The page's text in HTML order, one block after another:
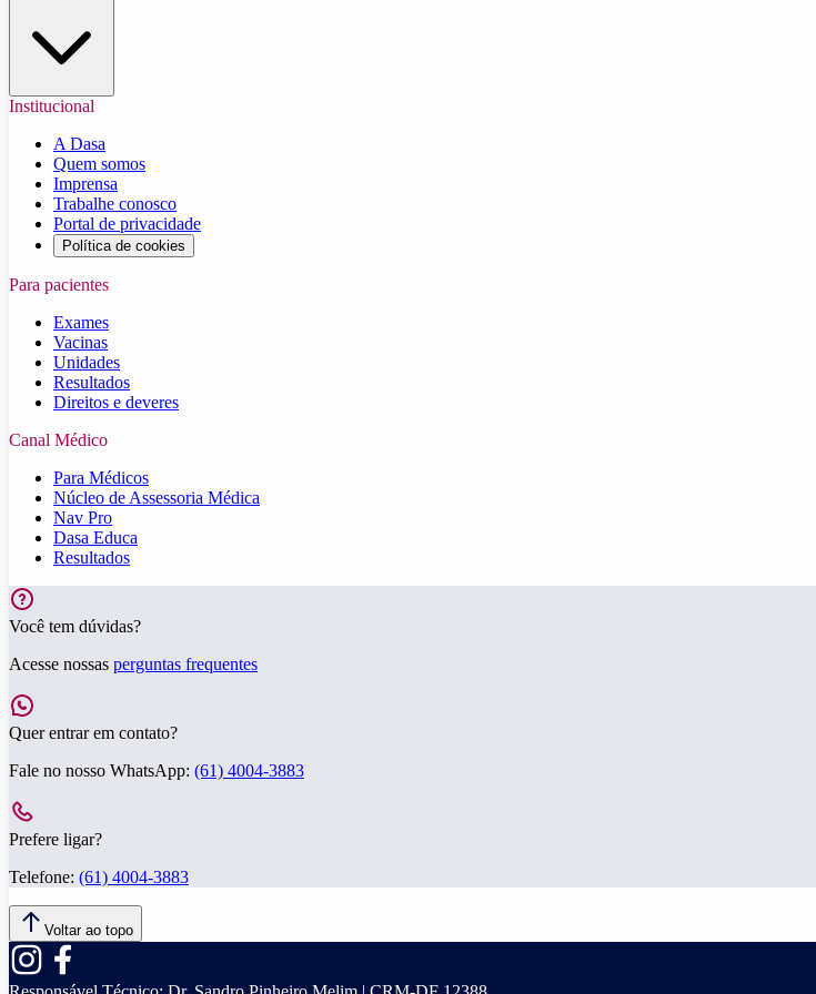
Institucional
A Dasa
Quem somos
Imprensa
Trabalhe conosco
Portal de privacidade
Política de cookies
Para pacientes
Exames
Vacinas
Unidades
Resultados
Direitos e deveres
Canal Médico
Para Médicos
Núcleo de Assessoria Médica
Nav Pro
Dasa Educa
Resultados
Você tem dúvidas?
Acesse nossas perguntas frequentes
Quer entrar em contato?
Fale no nosso WhatsApp: (61) 4004-3883
Prefere ligar?
Telefone: (61) 4004-3883
Voltar ao topo